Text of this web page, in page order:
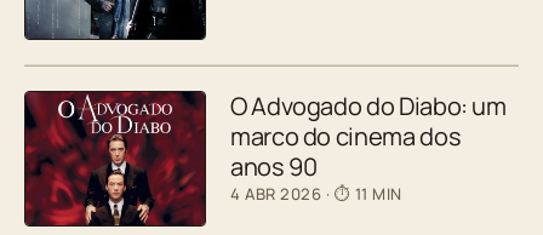
O Advogado do Diabo: um
marco do cinema dos
anos 90
4 ABR 2026 · ⏱ 11 MIN